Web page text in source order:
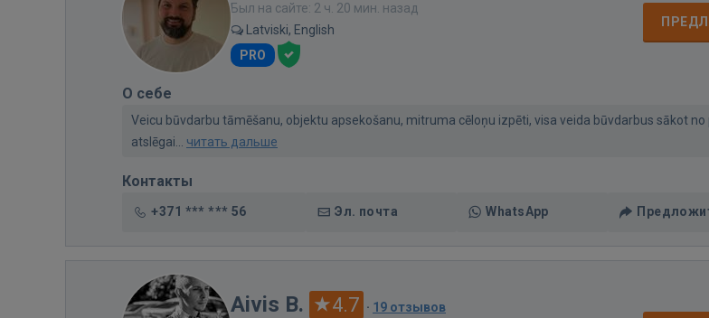
Был на сайте: 2 ч. 20 мин. назад
Latviski, English
PRO
О себе
Veicu būvdarbu tāmēšanu, objektu apsekošanu, mitruma cēloņu izpēti, visa veida būvdarbus sākot
atslēgai... читать дальше
Контакты
+371 *** *** 56 Эл. почта WhatsApp
Aivis B. 4.7 · 19 отзывов